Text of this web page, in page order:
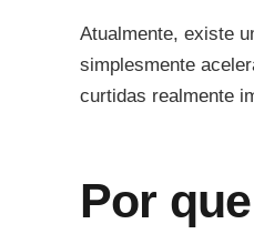
Atualmente, existe
simplesmente
curtidas realmente
Por